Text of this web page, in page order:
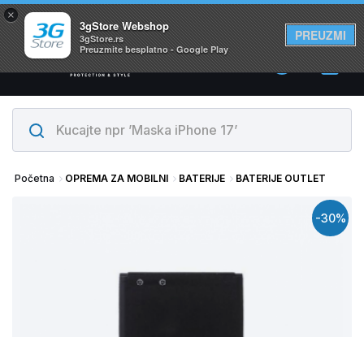
×
3gStore Webshop
3gStore.rs
Preuzmite besplatno - Google Play
PREUZMI
Svi proizvodi su na lageru. Slanje istog dana!
0
Početna OPREMA ZA MOBILNI BATERIJE BATERIJE OUTLET
-30%